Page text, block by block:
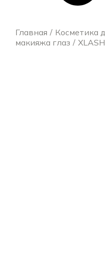
Главная Косметика
макияжа глаз